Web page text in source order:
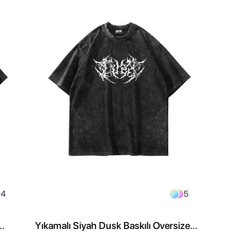
4 5
Yıkamalı Siyah Dusk Baskılı Oversize